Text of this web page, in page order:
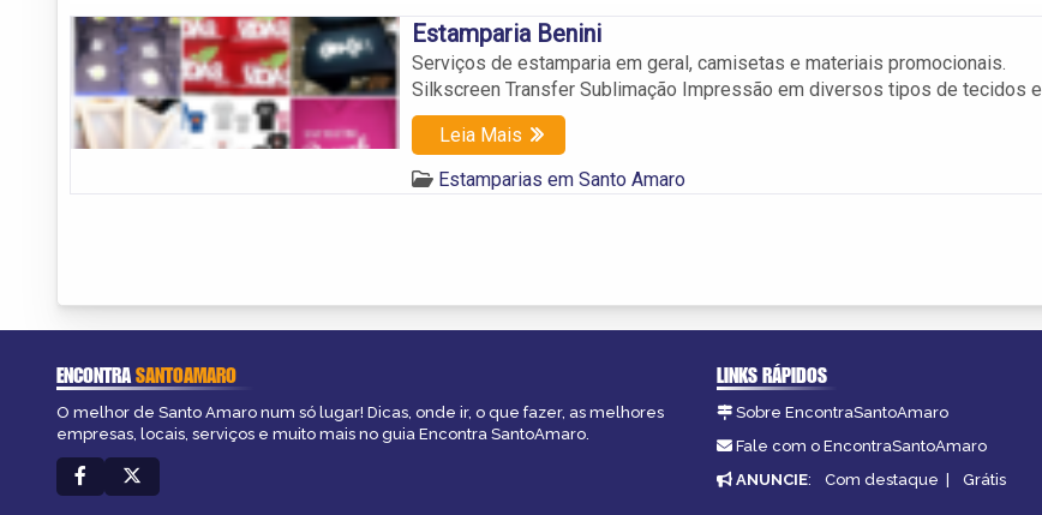
Estamparia Benini
Serviços de estamparia em geral, camisetas e materiais promocionais.
Silkscreen Transfer Sublimação Impressão em diversos tipos de tecidos e
Leia Mais
Estamparias em Santo Amaro
ENCONTRASANTOAMARO
O melhor de Santo Amaro num só lugar! Dicas, onde ir, o que fazer, as melhores
empresas, locais, serviços e muito mais no guia Encontra SantoAmaro.
LINKS RÁPIDOS
Sobre EncontraSantoAmaro
Fale com o EncontraSantoAmaro
ANUNCIE: Com destaque | Grátis